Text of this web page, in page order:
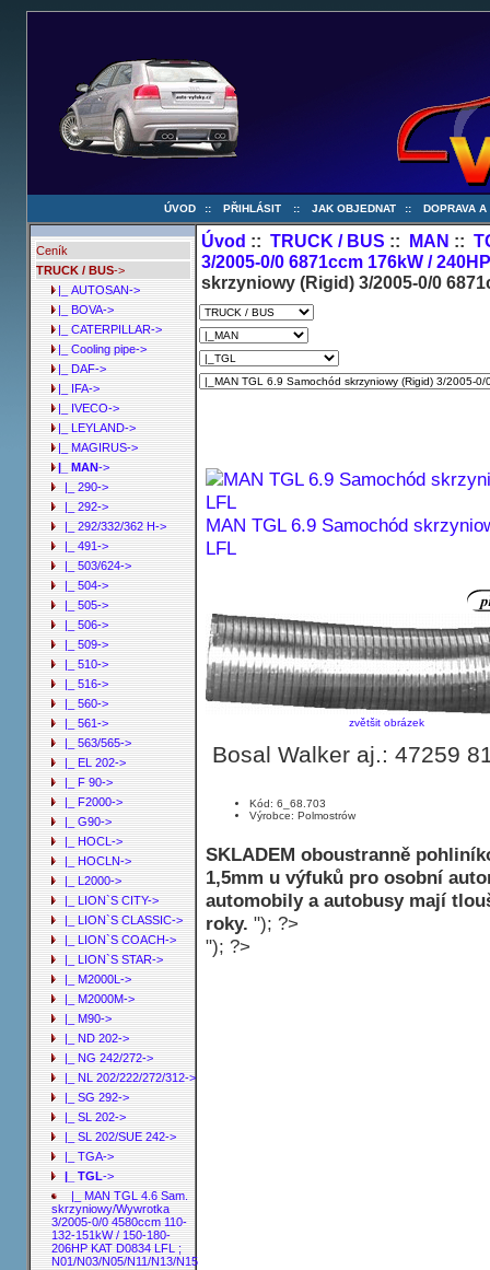
ÚVOD :: PŘIHLÁSIT :: JAK OBJEDNAT :: DOPRAVA A
Ceník
TRUCK / BUS->
|_ AUTOSAN->
|_ BOVA->
|_ CATERPILLAR->
|_ Cooling pipe->
|_ DAF->
|_ IFA->
|_ IVECO->
|_ LEYLAND->
|_ MAGIRUS->
|_ MAN->
|_ 290->
|_ 292->
|_ 292/332/362 H->
|_ 491->
|_ 503/624->
|_ 504->
|_ 505->
|_ 506->
|_ 509->
|_ 510->
|_ 516->
|_ 560->
|_ 561->
|_ 563/565->
|_ EL 202->
|_ F 90->
|_ F2000->
|_ G90->
|_ HOCL->
|_ HOCLN->
|_ L2000->
|_ LION`S CITY->
|_ LION`S CLASSIC->
|_ LION`S COACH->
|_ LION`S STAR->
|_ M2000L->
|_ M2000M->
|_ M90->
|_ ND 202->
|_ NG 242/272->
|_ NL 202/222/272/312->
|_ SG 292->
|_ SL 202->
|_ SL 202/SUE 242->
|_ TGA->
|_ TGL->
|_ MAN TGL 4.6 Sam.
skrzyniowy/Wywrotka
3/2005-0/0 4580ccm 110-
132-151kW / 150-180-
206HP KAT D0834 LFL ;
N01/N03/N05/N11/N13/N15
Úvod ::TRUCK / BUS :: MAN ::
3/2005-0/0 6871ccm 176kW /
skrzyniowy (Rigid) 3/2005-0/0
MAN TGL 6.9 Samochód
LFL
zvětšit obrázek
Bosal Walker aj.: 47259
Kód: 6_68.703
Výrobce: Polmostrów
SKLADEM oboustranně
1,5mm u výfuků pro osobní
automobily a autobusy mají
roky. "); ?>
"); ?>